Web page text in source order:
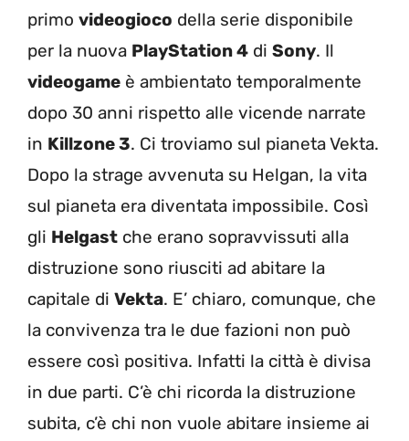
primo videogioco della serie disponibile
per la nuova PlayStation 4 di Sony. Il
videogame è ambientato temporalmente
dopo 30 anni rispetto alle vicende narrate
in Killzone 3. Ci troviamo sul pianeta Vekta.
Dopo la strage avvenuta su Helgan, la vita
sul pianeta era diventata impossibile. Così
gli Helgast che erano sopravvissuti alla
distruzione sono riusciti ad abitare la
capitale di Vekta. E’ chiaro, comunque, che
la convivenza tra le due fazioni non può
essere così positiva. Infatti la città è divisa
in due parti. C’è chi ricorda la distruzione
subita, c’è chi non vuole abitare insieme ai